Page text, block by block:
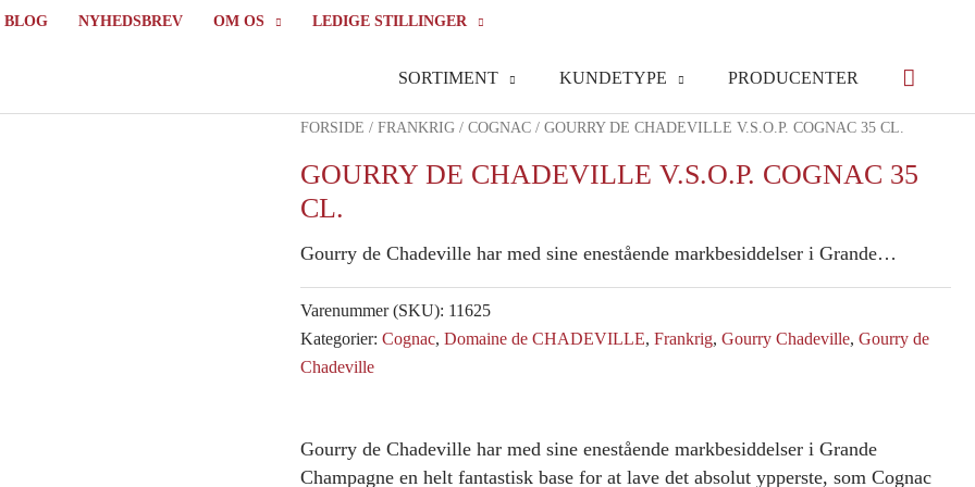
BLOG NYHEDSBREV OM OS LEDIGE STILLINGER
SORTIMENT KUNDETYPE PRODUCENTER
FORSIDE / FRANKRIG / COGNAC / GOURRY DE CHADEVILLE V.S.O.P. COGNAC 35 CL.
GOURRY DE CHADEVILLE V.S.O.P. COGNAC 35
CL.
Gourry de Chadeville har med sine enestående markbesiddelser i Grande…
Varenummer (SKU): 11625
Kategorier: Cognac, Domaine de CHADEVILLE, Frankrig, Gourry Chadeville, Gourry de
Chadeville
Gourry de Chadeville har med sine enestående markbesiddelser i Grande
Champagne en helt fantastisk base for at lave det absolut ypperste, som Cognac